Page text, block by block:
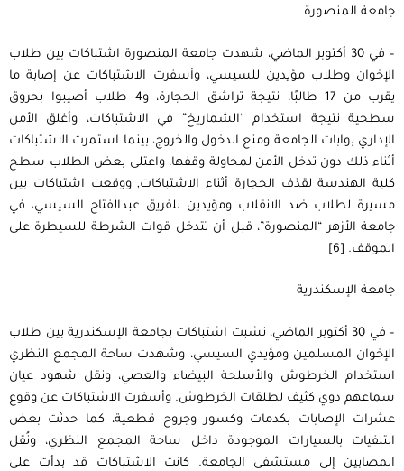
جامعة المنصورة
– في 30 أكتوبر الماضي، شهدت جامعة المنصورة اشتباكات بين طلاب
الإخوان وطلاب مؤيدين للسيسي، وأسفرت الاشتباكات عن إصابة ما
يقرب من 17 طالبًا، نتيجة تراشق الحجارة، و4 طلاب أصيبوا بحروق
سطحية نتيجة استخدام “الشماريخ” في الاشتباكات، وأغلق الأمن
الإداري بوابات الجامعة ومنع الدخول والخروج، بينما استمرت الاشتباكات
أثناء ذلك دون تدخل الأمن لمحاولة وقفها، واعتلى بعض الطلاب سطح
كلية الهندسة لقذف الحجارة أثناء الاشتباكات, ووقعت اشتباكات بين
مسيرة لطلاب ضد الانقلاب ومؤيدين للفريق عبدالفتاح السيسي، في
جامعة الأزهر “المنصورة”، قبل أن تتدخل قوات الشرطة للسيطرة على
الموقف. [6]
جامعة الإسكندرية
– في 30 أكتوبر الماضي، نشبت اشتباكات بجامعة الإسكندرية بين طلاب
الإخوان المسلمين ومؤيدي السيسي، وشهدت ساحة المجمع النظري
استخدام الخرطوش والأسلحة البيضاء والعصي، ونقل شهود عيان
سماعهم دوي كثيف لطلقات الخرطوش. وأسفرت الاشتباكات عن وقوع
عشرات الإصابات بكدمات وكسور وجروح قطعية، كما حدثت بعض
التلفيات بالسيارات الموجودة داخل ساحة المجمع النظري، ونُقل
المصابين إلى مستشفى الجامعة. كانت الاشتباكات قد بدأت على